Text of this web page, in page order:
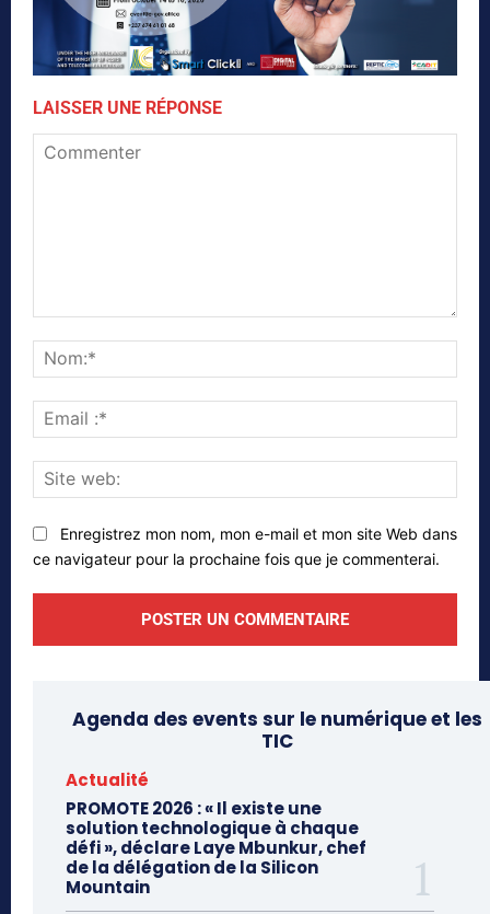
LAISSER UNE RÉPONSE
:*
web:
Enregistrez mon nom, mon e-mail et mon site Web dans
ce navigateur pour la prochaine fois que je commenterai.
Agenda des events sur le numérique et les
TIC
Actualité
PROMOTE 2026 : « Il existe une
solution technologique à chaque
défi », déclare Laye Mbunkur, chef
de la délégation de la Silicon
Mountain